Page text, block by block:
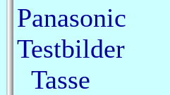
Panasonic
Testbilder
Tasse